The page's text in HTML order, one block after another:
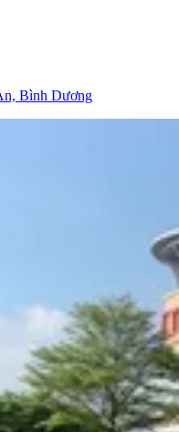
Bình Dương